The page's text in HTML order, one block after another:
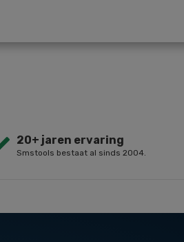
20+ jaren ervaring
Smstools bestaat al sinds 2004.